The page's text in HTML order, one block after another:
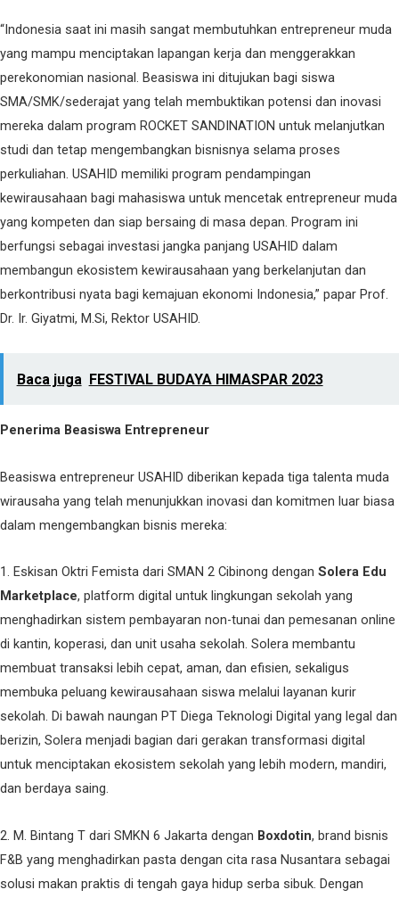
“Indonesia saat ini masih sangat membutuhkan entrepreneur muda
yang mampu menciptakan lapangan kerja dan menggerakkan
perekonomian nasional. Beasiswa ini ditujukan bagi siswa
SMA/SMK/sederajat yang telah membuktikan potensi dan inovasi
mereka dalam program ROCKET SANDINATION untuk melanjutkan
studi dan tetap mengembangkan bisnisnya selama proses
perkuliahan. USAHID memiliki program pendampingan
kewirausahaan bagi mahasiswa untuk mencetak entrepreneur muda
yang kompeten dan siap bersaing di masa depan. Program ini
berfungsi sebagai investasi jangka panjang USAHID dalam
membangun ekosistem kewirausahaan yang berkelanjutan dan
berkontribusi nyata bagi kemajuan ekonomi Indonesia,” papar Prof.
Dr. Ir. Giyatmi, M.Si, Rektor USAHID.
Baca juga FESTIVAL BUDAYA HIMASPAR 2023
Penerima Beasiswa Entrepreneur
Beasiswa entrepreneur USAHID diberikan kepada tiga talenta muda
wirausaha yang telah menunjukkan inovasi dan komitmen luar biasa
dalam mengembangkan bisnis mereka:
1. Eskisan Oktri Femista dari SMAN 2 Cibinong dengan Solera Edu
Marketplace, platform digital untuk lingkungan sekolah yang
menghadirkan sistem pembayaran non-tunai dan pemesanan online
di kantin, koperasi, dan unit usaha sekolah. Solera membantu
membuat transaksi lebih cepat, aman, dan efisien, sekaligus
membuka peluang kewirausahaan siswa melalui layanan kurir
sekolah. Di bawah naungan PT Diega Teknologi Digital yang legal dan
berizin, Solera menjadi bagian dari gerakan transformasi digital
untuk menciptakan ekosistem sekolah yang lebih modern, mandiri,
dan berdaya saing.
2. M. Bintang T dari SMKN 6 Jakarta dengan Boxdotin, brand bisnis
F&B yang menghadirkan pasta dengan cita rasa Nusantara sebagai
solusi makan praktis di tengah gaya hidup serba sibuk. Dengan